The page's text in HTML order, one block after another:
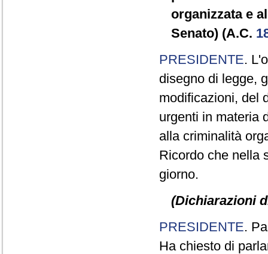
organizzata e
Senato) (A.C.
PRESIDENTE.
disegno di legge,
modificazioni, del
urgenti in materia
alla criminalità
Ricordo che nella
giorno.
(Dichiarazioni
PRESIDENTE.
Ha chiesto di